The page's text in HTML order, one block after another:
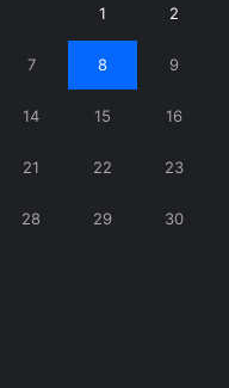
1 2
7 8 9
14 15 16
21 22 23
28 29 30